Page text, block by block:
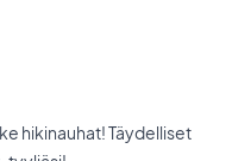
hikinauhat! Täydelliset